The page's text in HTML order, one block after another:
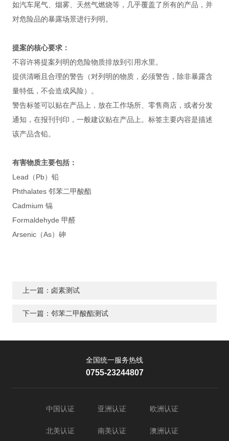
如汽车尾气、烟雾、天然气燃烧等，几乎覆盖了所有的产品，并
对危险品的暴露场景进行列明。
提案的核心要求：
不容许将提案列明的危险物质排放到引用水里。
提供清晰且合理的警告（对列明的物质，必须警告，除非暴露含
量特低，不会造成风险）。
警告标签可以贴在产品上，放在工作场所、零售商店，或者分发
通知，在报刊刊印，一般建议贴在产品上。标签主要内容是描述
该产品含铅。
有害物质主要包括：
Lead（Pb）铅
Phthalates 邻苯二甲酸酯
Cadmium 镉
Formaldehyde 甲醛
Arsenic（As）砷
上一篇：卤素测试
下一篇：邻苯二甲酸酯测试
中国认证 亚洲认证 欧洲认证
北美认证 南美认证 澳洲认证
全国统一服务热线
0755-23244807